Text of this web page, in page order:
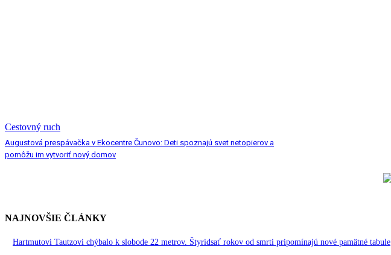
Cestovný ruch
Augustová prespávačka v Ekocentre Čunovo: Deti spoznajú svet netopierov a
pomôžu im vytvoriť nový domov
NAJNOVŠIE ČLÁNKY
Hartmutovi Tautzovi chýbalo k slobode 22 metrov. Štyridsať rokov od smrti pripomínajú nové pamätné tabule